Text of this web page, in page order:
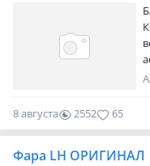
8 августа 2552 65
Фара LH ОРИГИНАЛ